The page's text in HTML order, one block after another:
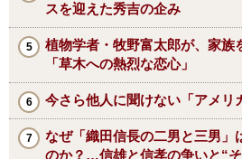
スを迎えた秀吉の企み
植物学者・牧野富太郎が、家族
「草木への熱烈な恋心」
今さら他人に聞けない「アメリ
なぜ「織田信長の二男と三男」
のか？…信雄と信孝の争いと“